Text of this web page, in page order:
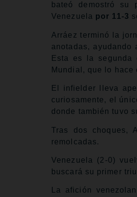
bateó demostró su
Venezuela por 11-3
Arráez terminó la
anotadas, ayudando
Esta es la segunda
Mundial, que lo hace
El infielder lleva
curiosamente, el
donde también tuvo
Tras dos choques,
remolcadas.
Venezuela (2-0)
buscará su primer
La afición